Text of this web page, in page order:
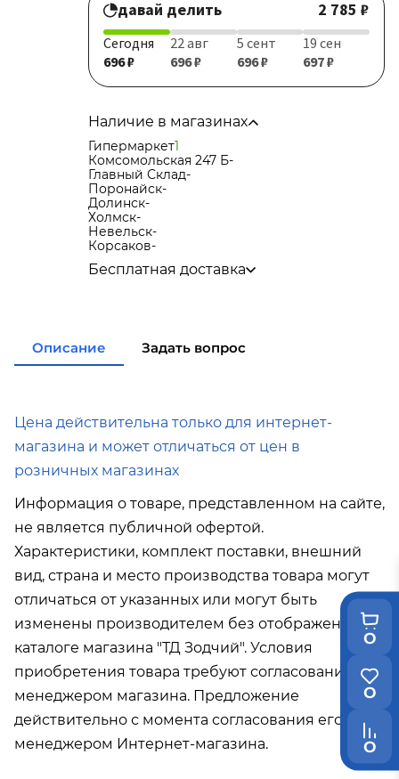
0
0
0
давай делить 2 785 ₽
Сегодня
696 ₽
22 авг
696 ₽
5 сент
696 ₽
19 сен
697 ₽
Наличие в магазинах
Гипермаркет1
Комсомольская 247 Б-
Главный Склад-
Поронайск-
Долинск-
Холмск-
Невельск-
Корсаков-
Бесплатная доставка
35 000р
в город Поронайск при покупке
Описание Задать вопрос
Цена действительна только для интернет-
магазина и может отличаться от цен в
розничных магазинах
Информация о товаре, представленном на сайте,
не является публичной офертой.
Характеристики, комплект поставки, внешний
вид, страна и место производства товара могут
отличаться от указанных или могут быть
изменены производителем без отображения в
каталоге магазина "ТД Зодчий". Условия
приобретения товара требуют согласования с
менеджером магазина. Предложение
действительно с момента согласования его с
менеджером Интернет-магазина.